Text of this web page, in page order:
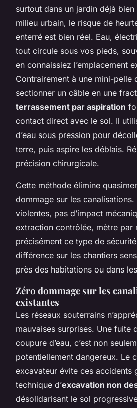
surtout dans un jardin déjà
milieu urbain, le risque de
enterré est bien réel. Eau,
tout circule sous vos pieds,
en connaissiez l’emplacement
Contrairement à une mini-pelle
sectionner un câble en une
terrassement par aspiration
contact direct avec le sol. Il
d’eau sous pression pour
terre, puis aspire les déblais.
précision chirurgicale.
Cette méthode élimine
dommage sur les
violentes, pas d’impact
extraction contrôlée, mètre par
précisément ce type de
différence sur les chantiers
près des habitations ou dans
Zéro dommage sur les
existantes
Les réseaux souterrains
mauvaises surprises. Une fuite
coupure d’eau, c’est non
potentiellement dangereux. Le
excavateur évite ces accidents
technique d’excavation non
désolidarisant le sol